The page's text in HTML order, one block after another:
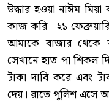
উদ্ধার হওয়া নাঈম মিয়া
কাজ করি। ২১
আমাকে বাজার থেকে
সেখানে হাত-পা শিকল
টাকা দাবি করে এবং
দেয়। রাতে পুলিশ এসে